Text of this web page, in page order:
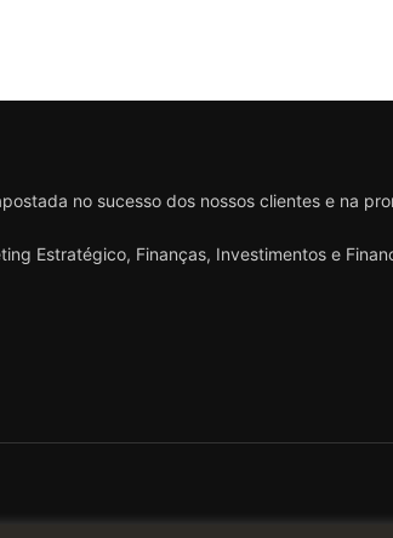
no sucesso dos nossos clientes e na
Estratégico, Finanças, Investimentos e